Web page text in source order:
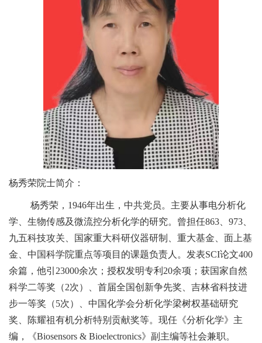
杨秀荣院士简介：
杨秀荣，1946年出生，中共党员。主要从事电分析化
学、生物传感及微流控分析化学的研究。曾担任863、973、
九五科技攻关、国家重大科研仪器研制、重大基金、面上基
金、中国科学院重点等项目的课题负责人。发表SCI论文400
余篇，他引23000余次；授权发明专利20余项；获国家自然
科学二等奖（2次）、首届全国创新争先奖、吉林省科技进
步一等奖（5次）、中国化学会分析化学梁树权基础研究
奖、陈耀祖有机分析特别贡献奖等。现任《分析化学》主
编，《Biosensors & Bioelectronics》副主编等社会兼职。